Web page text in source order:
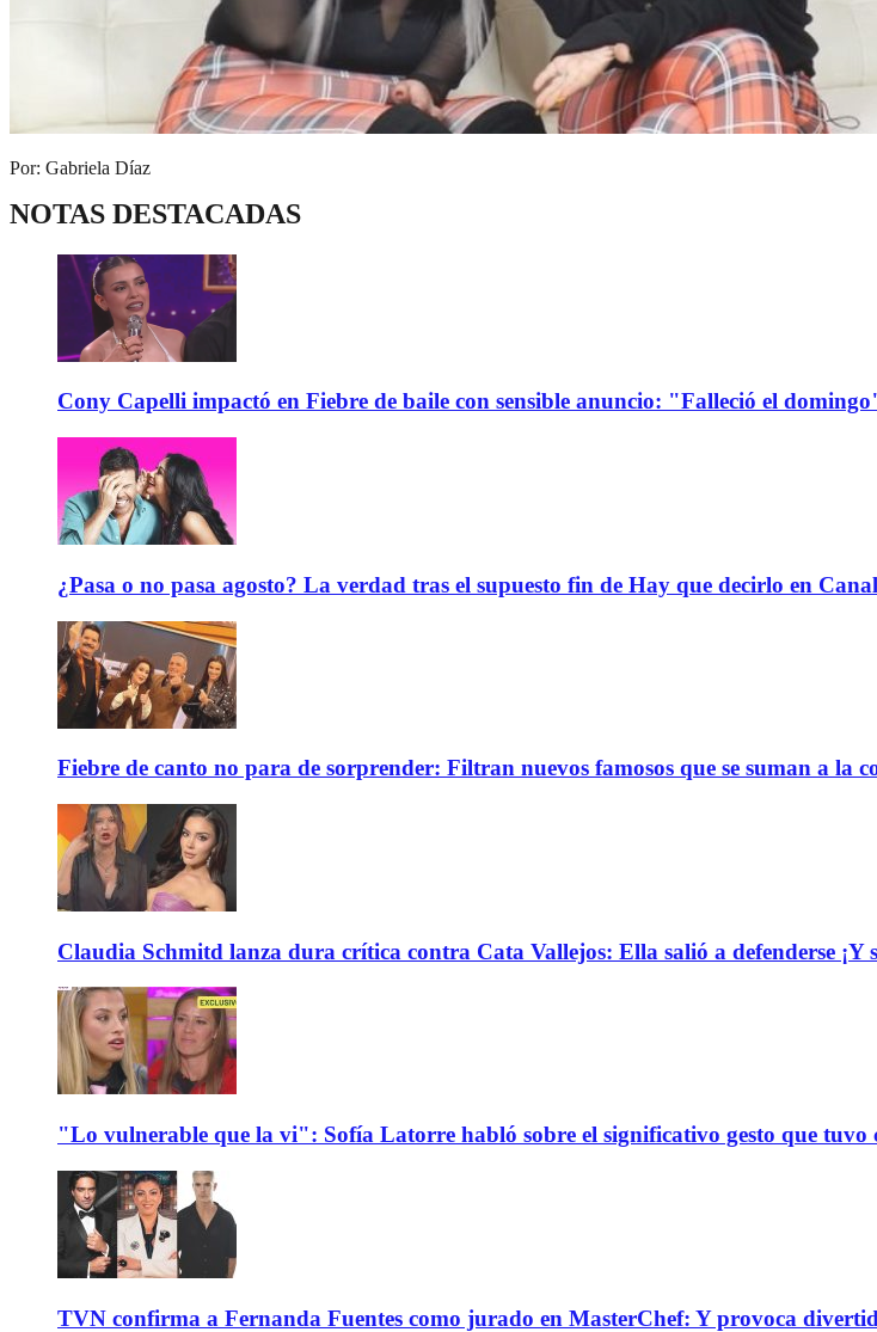
Por: Gabriela Díaz
NOTAS DESTACADAS
Cony Capelli impactó en Fiebre de baile con sensible anuncio: "Falleció el
¿Pasa o no pasa agosto? La verdad tras el supuesto fin de Hay que decirlo en
Fiebre de canto no para de sorprender: Filtran nuevos famosos que se suman a la
Claudia Schmitd lanza dura crítica contra Cata Vallejos: Ella salió a defenderse ¡Y
"Lo vulnerable que la vi": Sofía Latorre habló sobre el significativo gesto que
TVN confirma a Fernanda Fuentes como jurado en MasterChef: Y provoca